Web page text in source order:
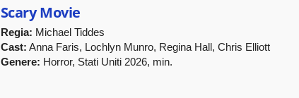
Scary Movie
Regia: Michael Tiddes
Cast: Anna Faris, Lochlyn Munro, Regina Hall, Chris Elliott
Genere: Horror, Stati Uniti 2026, min.